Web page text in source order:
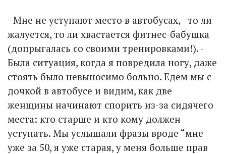
- Мне не уступают место в автобусах, - то ли
жалуется, то ли хвастается фитнес-бабушка
(допрыгалась со своими тренировками!). -
Была ситуация, когда я повредила ногу, даже
стоять было невыносимо больно. Едем мы с
дочкой в автобусе и видим, как две
женщины начинают спорить из-за сидячего
места: кто старше и кто кому должен
уступать. Мы услышали фразы вроде “мне
уже за 50, я уже старая, у меня больше прав